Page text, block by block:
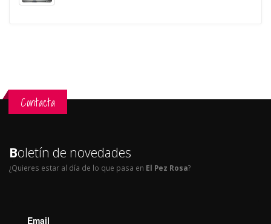
Contacta
Boletín de novedades
¿Quieres estar al día de lo que pasa en El Pez Rosa?